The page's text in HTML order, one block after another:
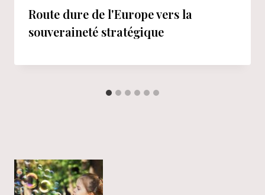
Route dure de l'Europe vers la
souveraineté stratégique